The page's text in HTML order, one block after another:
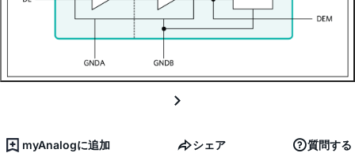
myAnalogに追加 シェア 質問する